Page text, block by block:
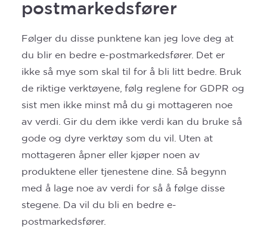
postmarkedsfører
Følger du disse punktene kan jeg love deg at
du blir en bedre e-postmarkedsfører. Det er
ikke så mye som skal til for å bli litt bedre. Bruk
de riktige verktøyene, følg reglene for GDPR og
sist men ikke minst må du gi mottageren noe
av verdi. Gir du dem ikke verdi kan du bruke så
gode og dyre verktøy som du vil. Uten at
mottageren åpner eller kjøper noen av
produktene eller tjenestene dine. Så begynn
med å lage noe av verdi for så å følge disse
stegene. Da vil du bli en bedre e-
postmarkedsfører.